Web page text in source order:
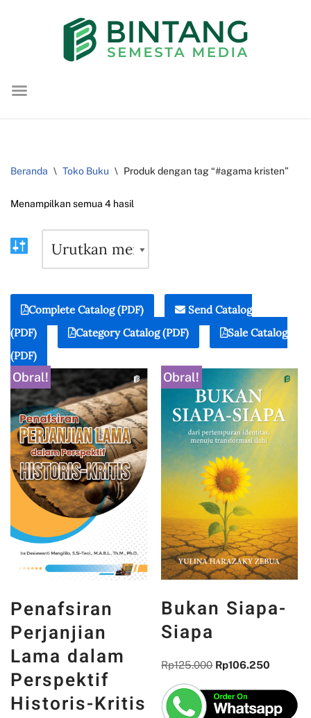
konten
Beranda \ Toko Buku \ Produk dengan tag “#agama kristen”
Menampilkan semua 4 hasil
Complete Catalog (PDF)
Send Catalog
(PDF)
Category Catalog (PDF)
Sale Catalog
(PDF)
Obral!
Penafsiran
Perjanjian
Lama dalam
Perspektif
Historis-Kritis
Obral!
Bukan Siapa-
Siapa
Rp125.000 Rp106.250